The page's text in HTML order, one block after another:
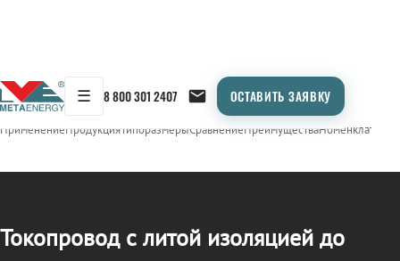
☰ 8 800 301 2407 ОСТАВИТЬ ЗАЯВКУ
← Продукция/ТОКОПРОВОД
ПрименениеПродукцияТипоразмерыСравнениеПреимуществаНоменклатура
Токопровод с литой изоляцией до